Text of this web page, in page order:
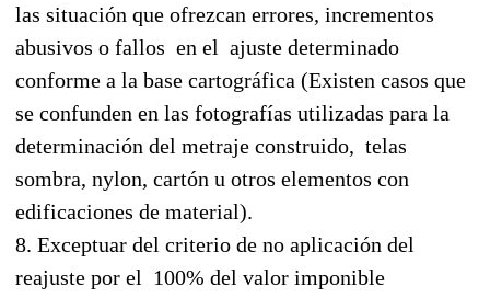
las situación que ofrezcan errores, incrementos
abusivos o fallos en el ajuste determinado
conforme a la base cartográfica (Existen casos que
se confunden en las fotografías utilizadas para la
determinación del metraje construido, telas
sombra, nylon, cartón u otros elementos con
edificaciones de material).
8. Exceptuar del criterio de no aplicación del
reajuste por el 100% del valor imponible